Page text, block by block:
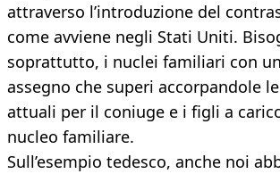
attraverso l’introduzione del
come avviene negli Stati Uniti.
soprattutto, i nuclei familiari con
assegno che superi accorpandole
attuali per il coniuge e i figli a
nucleo familiare.
Sull’esempio tedesco, anche noi